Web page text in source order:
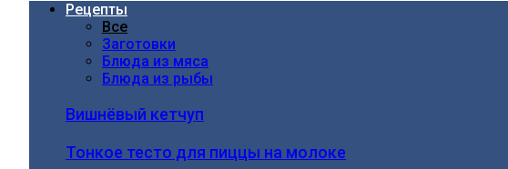
Рецепты
Все
Заготовки
Блюда из мяса
Блюда из рыбы
Вишнёвый кетчуп
Тонкое тесто для пиццы на молоке